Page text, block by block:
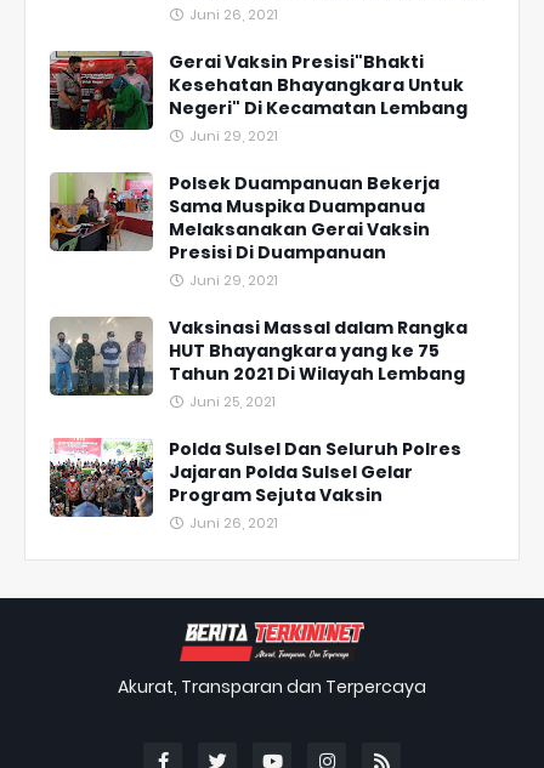
Juni 26, 2021
Gerai Vaksin Presisi"Bhakti
Kesehatan Bhayangkara Untuk
Negeri" Di Kecamatan Lembang
Juni 29, 2021
Polsek Duampanuan Bekerja
Sama Muspika Duampanua
Melaksanakan Gerai Vaksin
Presisi Di Duampanuan
Juni 29, 2021
Vaksinasi Massal dalam Rangka
HUT Bhayangkara yang ke 75
Tahun 2021 Di Wilayah Lembang
Juni 25, 2021
Polda Sulsel Dan Seluruh Polres
Jajaran Polda Sulsel Gelar
Program Sejuta Vaksin
Juni 26, 2021
Akurat, Transparan dan Terpercaya